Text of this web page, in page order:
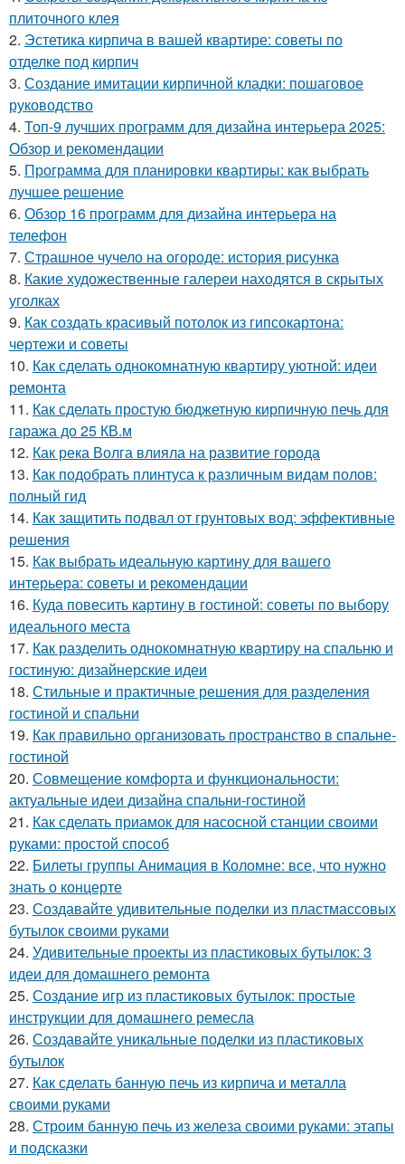
плиточного клея
2. Эстетика кирпича в вашей квартире: советы по
отделке под кирпич
3. Создание имитации кирпичной кладки: пошаговое
руководство
4. Топ-9 лучших программ для дизайна интерьера 2025:
Обзор и рекомендации
5. Программа для планировки квартиры: как выбрать
лучшее решение
6. Обзор 16 программ для дизайна интерьера на
телефон
7. Страшное чучело на огороде: история рисунка
8. Какие художественные галереи находятся в скрытых
уголках
9. Как создать красивый потолок из гипсокартона:
чертежи и советы
10. Как сделать однокомнатную квартиру уютной: идеи
ремонта
11. Как сделать простую бюджетную кирпичную печь для
гаража до 25 КВ.м
12. Как река Волга влияла на развитие города
13. Как подобрать плинтуса к различным видам полов:
полный гид
14. Как защитить подвал от грунтовых вод: эффективные
решения
15. Как выбрать идеальную картину для вашего
интерьера: советы и рекомендации
16. Куда повесить картину в гостиной: советы по выбору
идеального места
17. Как разделить однокомнатную квартиру на спальню и
гостиную: дизайнерские идеи
18. Стильные и практичные решения для разделения
гостиной и спальни
19. Как правильно организовать пространство в спальне-
гостиной
20. Совмещение комфорта и функциональности:
актуальные идеи дизайна спальни-гостиной
21. Как сделать приамок для насосной станции своими
руками: простой способ
22. Билеты группы Анимация в Коломне: все, что нужно
знать о концерте
23. Создавайте удивительные поделки из пластмассовых
бутылок своими руками
24. Удивительные проекты из пластиковых бутылок: 3
идеи для домашнего ремонта
25. Создание игр из пластиковых бутылок: простые
инструкции для домашнего ремесла
26. Создавайте уникальные поделки из пластиковых
бутылок
27. Как сделать банную печь из кирпича и металла
своими руками
28. Строим банную печь из железа своими руками: этапы
и подсказки